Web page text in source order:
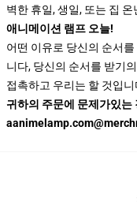
벽한 휴일, 생일, 또는 집
애니메이션 램프 오늘!
어떤 이유로 당신의 순서
니다, 당신의 순서를 받기
접촉하고 우리는 할 것입니
귀하의 주문에 문제가있는